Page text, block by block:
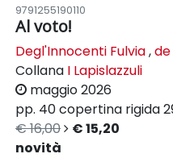
9791255190110
Al voto!
Degl'Innocenti Fulvia,
Collana I Lapislazzuli
maggio 2026
pp. 40copertina rigida
€ 16,00
€ 15,20
novità